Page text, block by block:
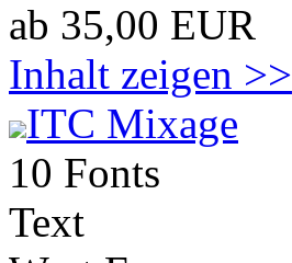
ab 35,00 EUR
Inhalt zeigen >>
ITC Mixage
10 Fonts
Text